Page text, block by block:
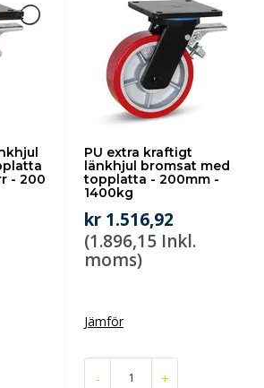
- 200
PU extra kraftigt
länkhjul bromsat med
topplatta - 200mm -
1400kg
kr 1.516,92
(1.896,15 Inkl.
moms)
Jämför
- +